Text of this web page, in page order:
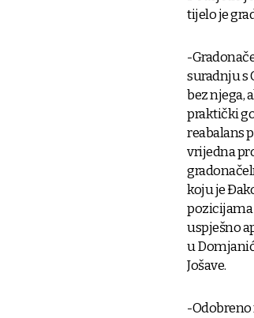
tijelo je
-
suradnju s
bez njega,
praktički
reabalans
vrijedna
koju je
pozicijama
uspješno
u
Jošave.
-Odobreno